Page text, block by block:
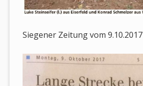
Siegener Zeitung vom 9.10.2017